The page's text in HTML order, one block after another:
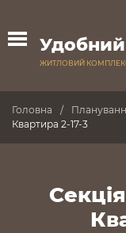
Удобний
ЖИТЛОВИЙ
Головна
Квартира 2-17-3